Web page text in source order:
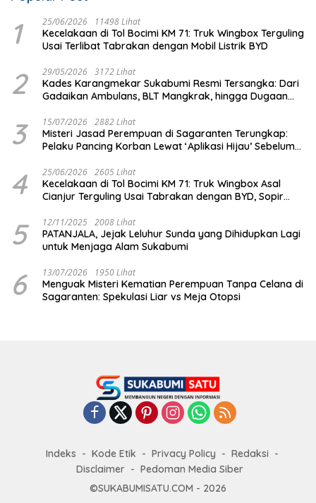
1 25/06/2026 11498 Lihat
Kecelakaan di Tol Bocimi KM 71: Truk Wingbox Terguling
Usai Terlibat Tabrakan dengan Mobil Listrik BYD
2 29/05/2026 3172 Lihat
Kades Karangmekar Sukabumi Resmi Tersangka: Dari
Gadaikan Ambulans, BLT Mangkrak, hingga Dugaan
3 15/07/2026 2882 Lihat
Misteri Jasad Perempuan di Sagaranten Terungkap:
Pelaku Pancing Korban Lewat ‘Aplikasi Hijau’ Sebelum
4 25/06/2026 2605 Lihat
Kecelakaan di Tol Bocimi KM 71: Truk Wingbox Asal
Cianjur Terguling Usai Tabrakan dengan BYD, Sopir
5 12/11/2025 2008 Lihat
PATANJALA, Jejak Leluhur Sunda yang Dihidupkan Lagi
untuk Menjaga Alam Sukabumi
6 13/07/2026 1950 Lihat
Menguak Misteri Kematian Perempuan Tanpa Celana di
Sagaranten: Spekulasi Liar vs Meja Otopsi
Indeks Kode Etik Privacy Policy
Redaksi
Disclaimer
Pedoman Media Siber
©SUKABUMISATU.COM - 2026